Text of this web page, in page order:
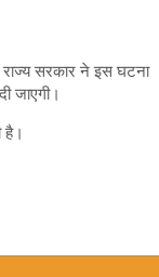
सरकार ने इस घटना
जाएगी।
है।